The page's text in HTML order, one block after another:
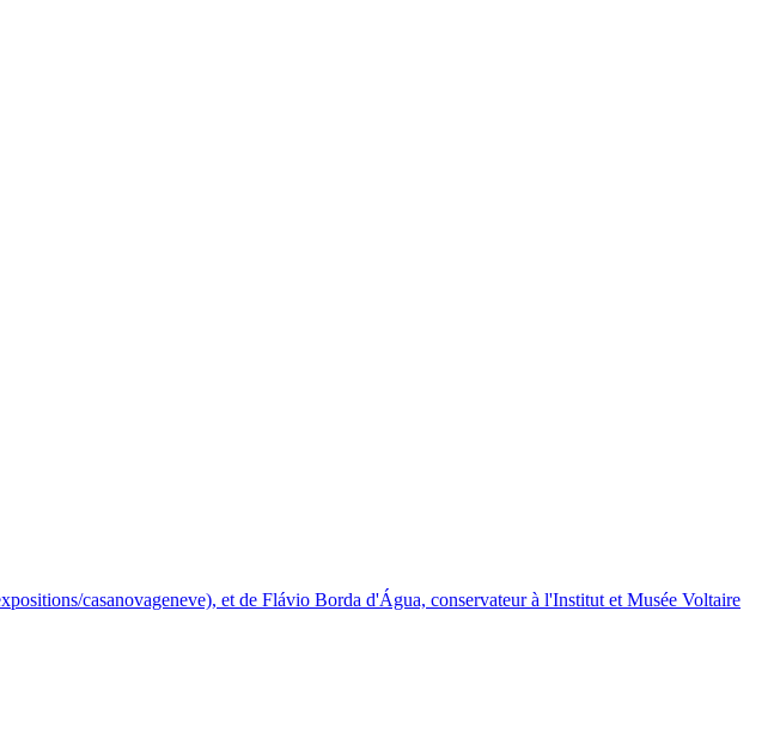
casanovageneve), et de Flávio Borda d'Água, conservateur à l'Institut et Musée Voltaire